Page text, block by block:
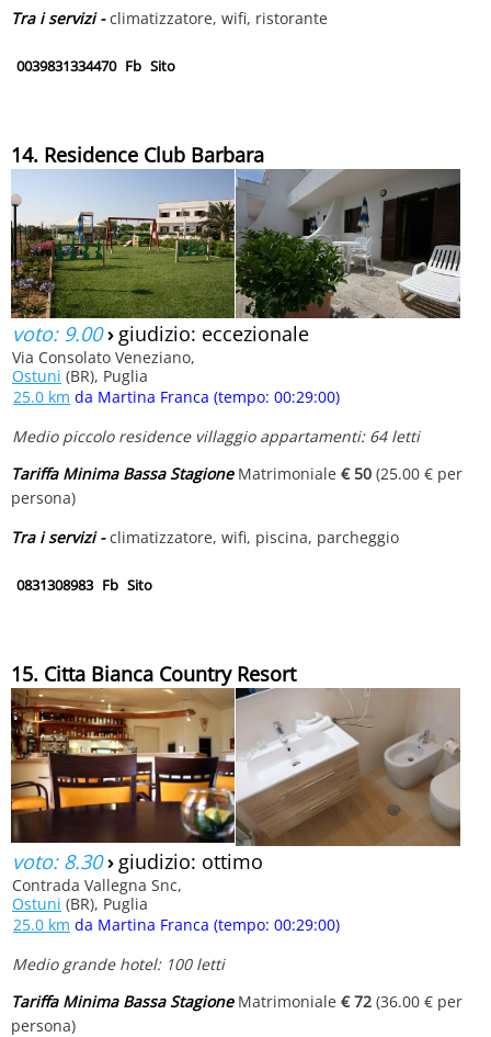
Tra i servizi -climatizzatore, wifi, ristorante
0039831334470 Fb Sito
14. Residence Club Barbara
voto: 9.00› giudizio: eccezionale
Via Consolato Veneziano,
Ostuni (BR), Puglia
25.0 km da Martina Franca (tempo: 00:29:00)
Medio piccolo residence villaggio appartamenti: 64 letti
Tariffa Minima Bassa StagioneMatrimoniale € 50 (25.00 € per
persona)
Tra i servizi -climatizzatore, wifi, piscina, parcheggio
0831308983 Fb Sito
15. Citta Bianca Country Resort
voto: 8.30› giudizio: ottimo
Contrada Vallegna Snc,
Ostuni (BR), Puglia
25.0 km da Martina Franca (tempo: 00:29:00)
Medio grande hotel: 100 letti
Tariffa Minima Bassa StagioneMatrimoniale € 72 (36.00 € per
persona)